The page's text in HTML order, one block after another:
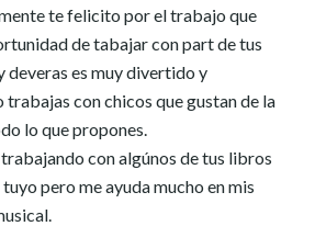
te felicito por el trabajo que
de tabajar con part de tus
deveras es muy divertido y
con chicos que gustan de la
lo que propones.
con algúnos de tus libros
pero me ayuda mucho en mis